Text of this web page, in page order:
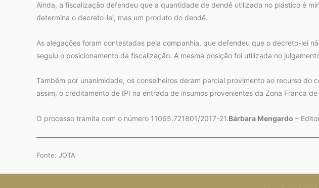
Ainda, a fiscalização defendeu que a quantidade de dendê utilizada no plástico é
determina o decreto-lei, mas um produto do dendê.
As alegações foram contestadas pela companhia, que defendeu que o decreto-lei
seguiu o posicionamento da fiscalização. A mesma posição foi utilizada no
Também por unanimidade, os conselheiros deram parcial provimento ao recurso
assim, o creditamento de IPI na entrada de insumos provenientes da Zona Franca
O processo tramita com o número 11065.721801/2017-21.Bárbara Mengardo –
Fonte: JOTA